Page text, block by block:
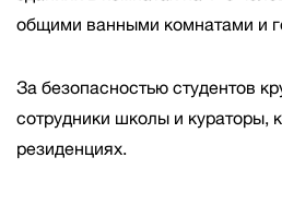
общими ванными комнатами и
За безопасностью студентов
сотрудники школы и кураторы,
резиденциях.